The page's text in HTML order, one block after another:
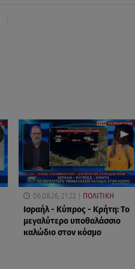
06.08.26, 21:22 ΠΟΛΙΤΙΚΗ
Ισραήλ - Κύπρος - Κρήτη: Το
μεγαλύτερο υποθαλάσσιο
καλώδιο στον κόσμο